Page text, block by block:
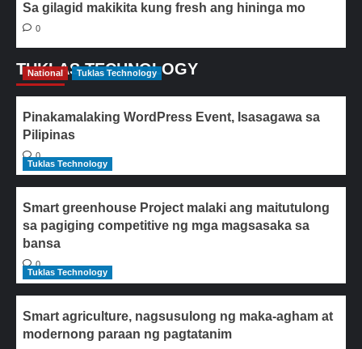
Sa gilagid makikita kung fresh ang hininga mo
0
TUKLAS TECHNOLOGY
National Tuklas Technology
Pinakamalaking WordPress Event, Isasagawa sa
Pilipinas
0
Tuklas Technology
Smart greenhouse Project malaki ang maitutulong
sa pagiging competitive ng mga magsasaka sa
bansa
0
Tuklas Technology
Smart agriculture, nagsusulong ng maka-agham at
modernong paraan ng pagtatanim